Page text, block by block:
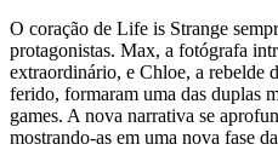
O coração de Life is Strange
protagonistas. Max, a fotógrafa
extraordinário, e Chloe, a rebelde
ferido, formaram uma das duplas
games. A nova narrativa se
mostrando-as em uma nova fase